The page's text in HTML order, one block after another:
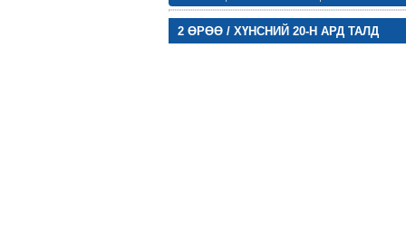
2 ӨРӨӨ / ХҮНСНИЙ 20-Н АРД ТАЛД